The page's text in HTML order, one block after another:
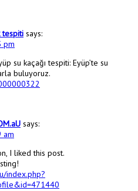
tespiti says:
pm
su kaçağı tespiti: Eyüp’te su
buluyoruz.
says:
am
I liked this post.
index.php?